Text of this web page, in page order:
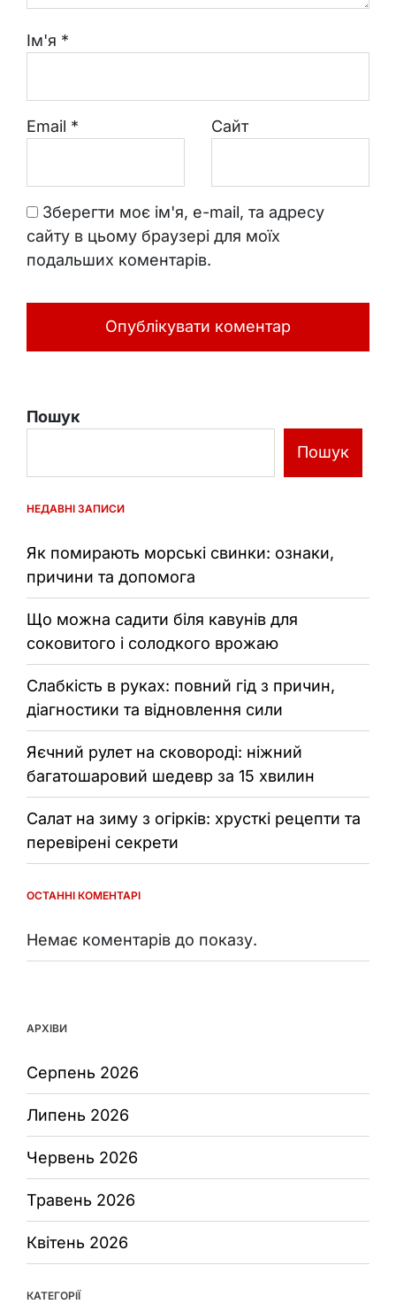
Ім'я *
Email * Сайт
Зберегти моє ім'я, e-mail, та адресу
сайту в цьому браузері для моїх
подальших коментарів.
Пошук
Пошук
НЕДАВНІ ЗАПИСИ
Як помирають морські свинки: ознаки,
причини та допомога
Що можна садити біля кавунів для
соковитого і солодкого врожаю
Слабкість в руках: повний гід з причин,
діагностики та відновлення сили
Яєчний рулет на сковороді: ніжний
багатошаровий шедевр за 15 хвилин
Салат на зиму з огірків: хрусткі рецепти та
перевірені секрети
ОСТАННІ КОМЕНТАРІ
Немає коментарів до показу.
АРХІВИ
Серпень 2026
Липень 2026
Червень 2026
Травень 2026
Квітень 2026
КАТЕГОРІЇ